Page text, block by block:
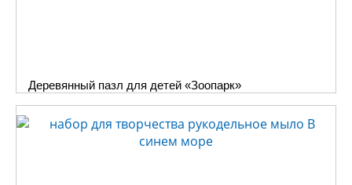
Деревянный пазл для детей «Зоопарк»